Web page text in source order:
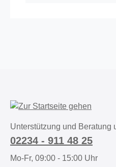
Unterstützung und Beratung
02234 - 911 48 25
Mo-Fr, 09:00 - 15:00 Uhr